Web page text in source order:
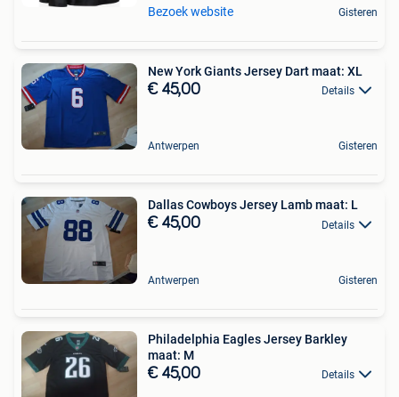
Bezoek website Gisteren
New York Giants Jersey Dart maat: XL
€ 45,00 Details
Antwerpen Gisteren
Dallas Cowboys Jersey Lamb maat: L
€ 45,00 Details
Antwerpen Gisteren
Philadelphia Eagles Jersey Barkley
maat: M
€ 45,00 Details